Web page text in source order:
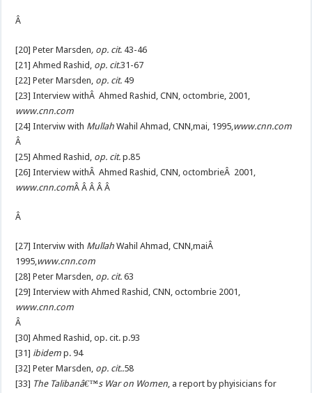
Â
[20] Peter Marsden, op. cit. 43-46
[21] Ahmed Rashid, op. cit.31-67
[22] Peter Marsden, op. cit. 49
[23] Interview withÂ Ahmed Rashid, CNN, octombrie, 2001,
www.cnn.com
[24] Interviw with Mullah Wahil Ahmad, CNN,mai, 1995,www.cnn.com
Â
[25] Ahmed Rashid, op. cit. p.85
[26] Interview withÂ Ahmed Rashid, CNN, octombrieÂ 2001,
www.cnn.comÂ Â Â Â Â
Â
[27] Interviw with Mullah Wahil Ahmad, CNN,maiÂ
1995,www.cnn.com
[28] Peter Marsden, op. cit. 63
[29] Interview with Ahmed Rashid, CNN, octombrie 2001,
www.cnn.com
Â
[30] Ahmed Rashid, op. cit. p.93
[31] ibidem p. 94
[32] Peter Marsden, op. cit..58
[33] The Talibanâ€™s War on Women, a report by phyisicians for